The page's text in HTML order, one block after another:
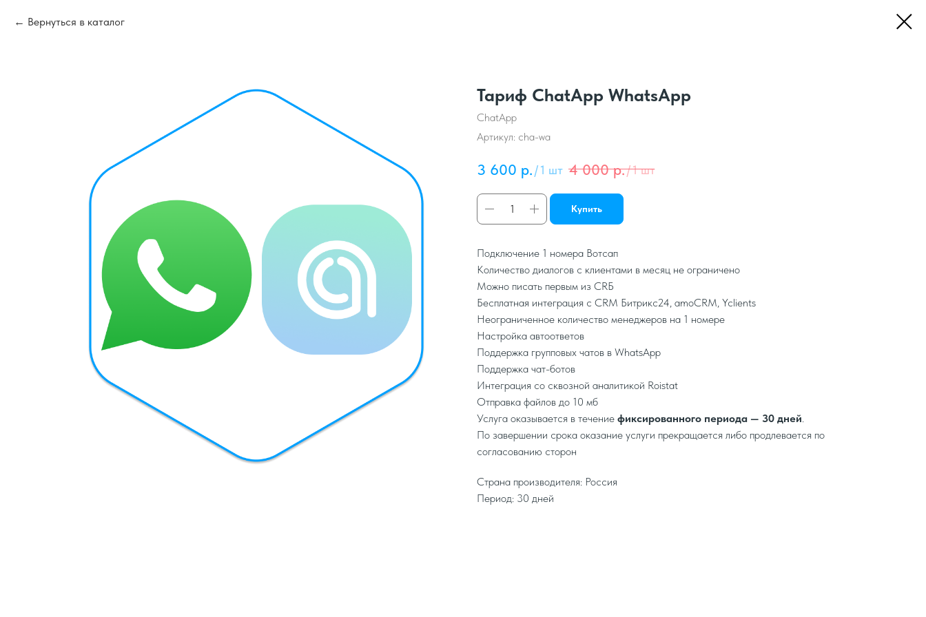
Вернуться в каталог
Тариф ChatApp WhatsApp
ChatApp
Артикул: cha-wa
3 600 р./1 шт 4 000 р./1 шт
Купить
Подключение 1 номера Вотсап
Количество диалогов с клиентами в месяц не ограничено
Можно писать первым из CRБ
Бесплатная интеграция с CRM Битрикс24, amoCRM, Yclients
Неограниченное количество менеджеров на 1 номере
Настройка автоответов
Поддержка групповых чатов в WhatsApp
Поддержка чат-ботов
Интеграция со сквозной аналитикой Roistat
Отправка файлов до 10 мб
Услуга оказывается в течение фиксированного периода — 30 дней
По завершении срока оказание услуги прекращается либо продлевается по
согласованию сторон
Страна производителя: Россия
Период: 30 дней